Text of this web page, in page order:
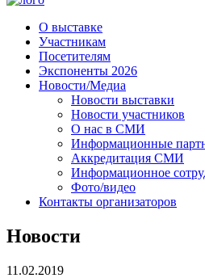
О выставке
Участникам
Посетителям
Экспоненты 2026
Новости/Медиа
Новости выставки
Новости участников
О нас в СМИ
Информационные
Аккредитация СМИ
Информационное
Фото/видео
Контакты организаторов
Новости
11.02.2019